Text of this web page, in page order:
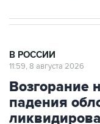
В РОССИИ
11:59, 8 августа 2026
Возгорание
падения